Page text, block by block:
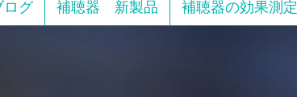
ログ 補聴器 新製品 補聴器の効果測定